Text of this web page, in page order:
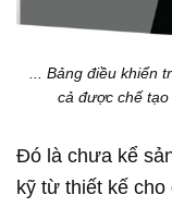
... Bảng điều khiển
cả được chế
Đó là chưa kể
kỹ từ thiết kế cho